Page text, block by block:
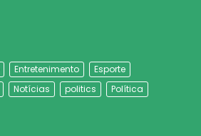
Entretenimento
Esporte
Notícias politics
Política